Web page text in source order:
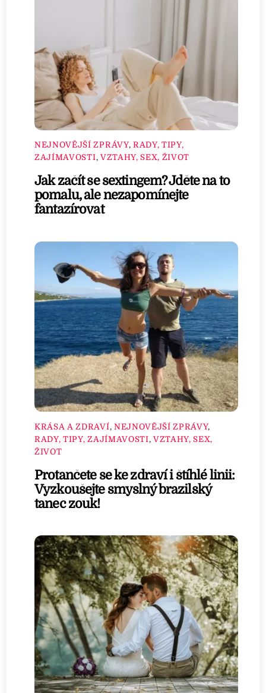
NEJNOVĚJŠÍ ZPRÁVY, RADY, TIPY,
ZAJÍMAVOSTI, VZTAHY, SEX, ŽIVOT
Jak začít se sextingem? Jděte na to
pomalu, ale nezapomínejte
fantazírovat
KRÁSA A ZDRAVÍ, NEJNOVĚJŠÍ ZPRÁVY,
RADY, TIPY, ZAJÍMAVOSTI, VZTAHY, SEX,
ŽIVOT
Protančete se ke zdraví i štíhlé linii:
Vyzkoušejte smyslný brazilský
tanec zouk!